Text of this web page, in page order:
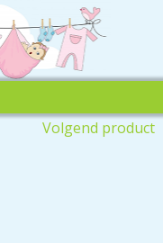
Volgend product